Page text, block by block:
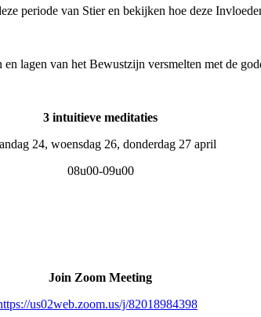
periode van Stier en bekijken hoe deze
lagen van het Bewustzijn versmelten met de
3 intuitieve meditaties
24, woensdag 26, donderdag 27 april
08u00-09u00
Join Zoom Meeting
us02web.zoom.us/j/82018984398